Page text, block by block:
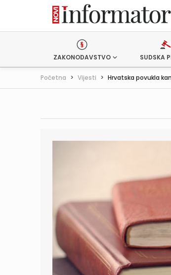
ZAKONODAVSTVO SUDSKA
Početna > Vijesti > Hrvatska povukla